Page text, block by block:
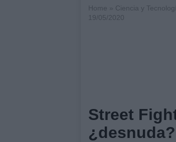
Home » Ciencia y
19/05/2020
Street
¿desnuda?